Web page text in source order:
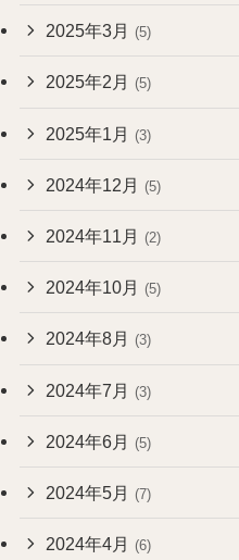
2025年3月 (5)
2025年2月 (5)
2025年1月 (3)
2024年12月 (5)
2024年11月 (2)
2024年10月 (5)
2024年8月 (3)
2024年7月 (3)
2024年6月 (5)
2024年5月 (7)
2024年4月 (6)